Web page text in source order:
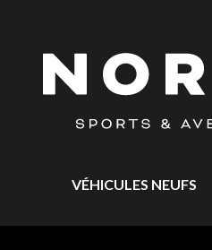
VÉHICULES NEUFS